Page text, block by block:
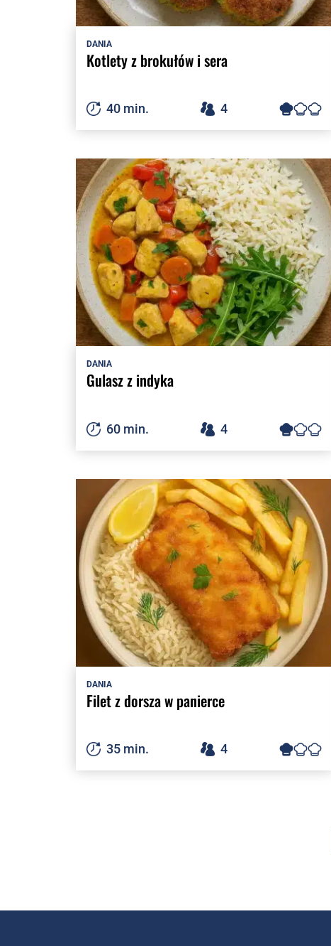
DANIA
Kotlety z brokułów i sera
40 min. 4
DANIA
Gulasz z indyka
60 min. 4
DANIA
Filet z dorsza w panierce
35 min. 4